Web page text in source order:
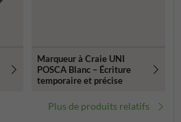
Marqueur à Craie UNI
POSCA Blanc – Écriture
temporaire et précise
Plus de produits relatifs